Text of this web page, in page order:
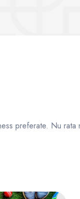
preferate. Nu